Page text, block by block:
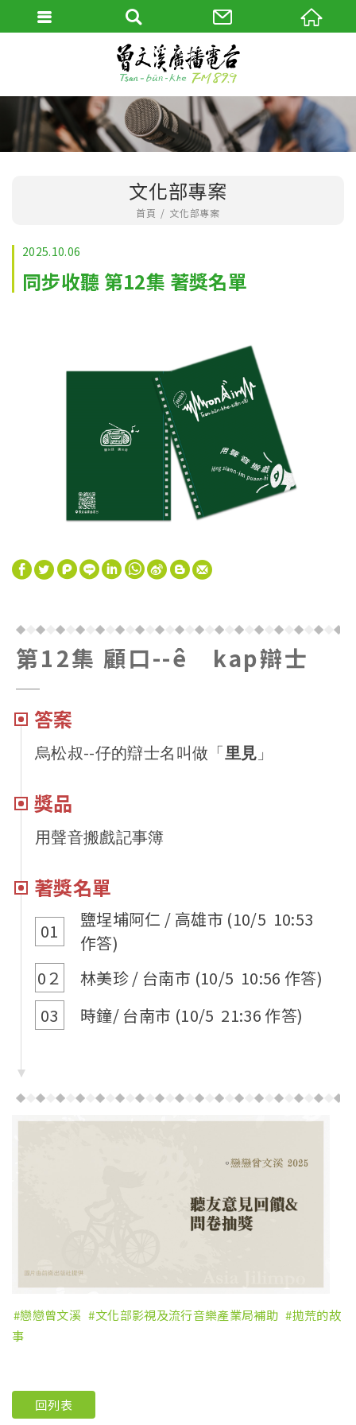
文化部專案
首頁 文化部專案
2025.10.06
同步收聽 第12集 著獎名單
a
s
p
n
W
b
第12集 顧口--ê kap辯士
答案
烏松叔--仔的辯士名叫做「里見 」
獎品
用聲音搬戲記事簿
著獎名單
01
鹽埕埔阿仁 / 高雄市 (10/5 10:53
作答)
0２
林美珍 / 台南市 (10/5 10:56 作答)
03
時鐘/ 台南市 (10/5 21:36 作答)
戀戀曾文溪 文化部影視及流行音樂產業局補助
拋荒的故
事
回列表